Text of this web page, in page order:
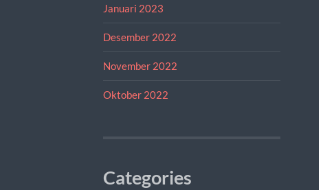
Januari 2023
Desember 2022
November 2022
Oktober 2022
Categories